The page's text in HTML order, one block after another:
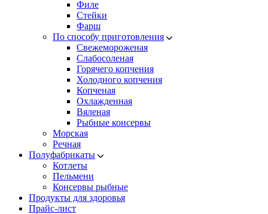
Филе
Стейки
Фарш
По способу приготовления
Свежемороженая
Cлабосоленая
Горячего копчения
Холодного копчения
Копченая
Охлажденная
Вяленая
Рыбные консервы
Морская
Речная
Полуфабрикаты
Котлеты
Пельмени
Консервы рыбные
Продукты для здоровья
Прайс-лист